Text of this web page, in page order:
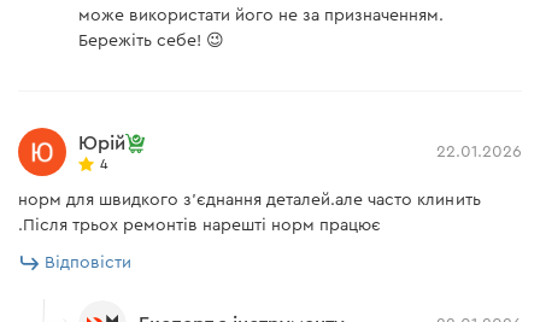
може використати його не за призначенням.
Бережіть себе! 😉
Юрій
4
22.01.2026
норм для швидкого з'єднання деталей.але часто клинить
.Після трьох ремонтів нарешті норм працює
Відповісти